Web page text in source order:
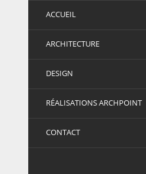
ACCUEIL
ARCHITECTURE
DESIGN
RÉALISATIONS ARCHPOINT
CONTACT